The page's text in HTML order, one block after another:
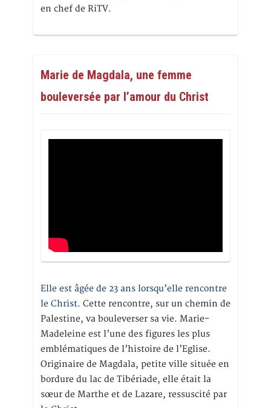
en chef de RiTV.
Marie de Magdala, une femme
bouleversée par l’amour du Christ
Elle est âgée de 23 ans lorsqu’elle rencontre
le Christ. Cette rencontre, sur un chemin de
Palestine, va bouleverser sa vie. Marie-
Madeleine est l’une des figures les plus
emblématiques de l’histoire de l’Eglise.
Originaire de Magdala, petite ville située en
bordure du lac de Tibériade, elle était la
sœur de Marthe et de Lazare, ressuscité par